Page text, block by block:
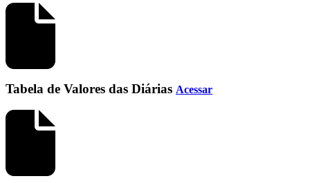
Tabela de Valores das Diárias Acessar